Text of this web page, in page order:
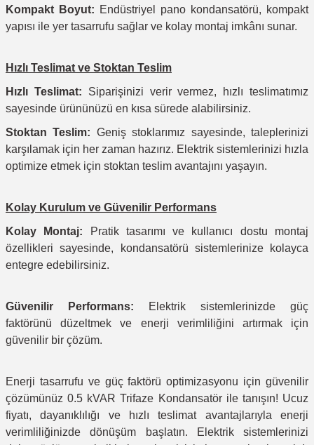
Kompakt Boyut: Endüstriyel pano kondansatörü, kompakt
yapısı ile yer tasarrufu sağlar ve kolay montaj imkânı sunar.
Hızlı Teslimat ve Stoktan Teslim
Hızlı Teslimat: Siparişinizi verir vermez, hızlı teslimatımız
sayesinde ürününüzü en kısa sürede alabilirsiniz.
Stoktan Teslim: Geniş stoklarımız sayesinde, taleplerinizi
karşılamak için her zaman hazırız. Elektrik sistemlerinizi hızla
optimize etmek için stoktan teslim avantajını yaşayın.
Kolay Kurulum ve Güvenilir Performans
Kolay Montaj: Pratik tasarımı ve kullanıcı dostu montaj
özellikleri sayesinde, kondansatörü sistemlerinize kolayca
entegre edebilirsiniz.
Güvenilir Performans: Elektrik sistemlerinizde güç
faktörünü düzeltmek ve enerji verimliliğini artırmak için
güvenilir bir çözüm.
Enerji tasarrufu ve güç faktörü optimizasyonu için güvenilir
çözümünüz 0.5 kVAR Trifaze Kondansatör ile tanışın! Ucuz
fiyatı, dayanıklılığı ve hızlı teslimat avantajlarıyla enerji
verimliliğinizde dönüşüm başlatın. Elektrik sistemlerinizi